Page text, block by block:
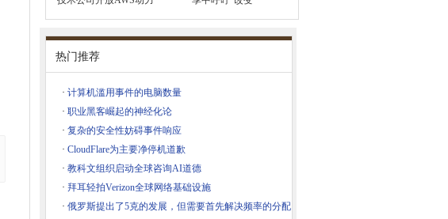
热门推荐
· 计算机滥用事件的电脑数量
· 职业黑客崛起的神经化论
· 复杂的安全性妨碍事件响应
· CloudFlare为主要净停机道歉
· 教科文组织启动全球咨询AI道德
· 拜耳轻拍Verizon全球网络基础设施
· 俄罗斯提出了5克的发展，但需要首先解决频率的分配